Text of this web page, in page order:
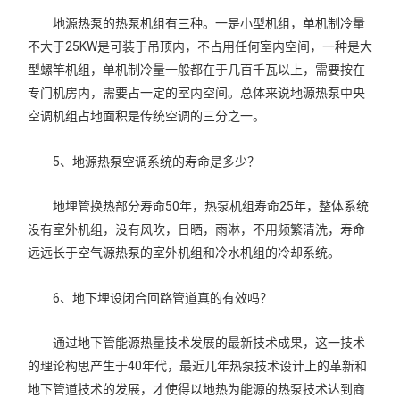
地源热泵的热泵机组有三种。一是小型机组，单机制冷量
不大于25KW是可装于吊顶内，不占用任何室内空间，一种是大
型螺竿机组，单机制冷量一般都在于几百千瓦以上，需要按在
专门机房内，需要占一定的室内空间。总体来说地源热泵中央
空调机组占地面积是传统空调的三分之一。
5、地源热泵空调系统的寿命是多少？
地埋管换热部分寿命50年，热泵机组寿命25年，整体系统
没有室外机组，没有风吹，日晒，雨淋，不用频繁清洗，寿命
远远长于空气源热泵的室外机组和冷水机组的冷却系统。
6、地下埋设闭合回路管道真的有效吗？
通过地下管能源热量技术发展的最新技术成果，这一技术
的理论构思产生于40年代，最近几年热泵技术设计上的革新和
地下管道技术的发展，才使得以地热为能源的热泵技术达到商